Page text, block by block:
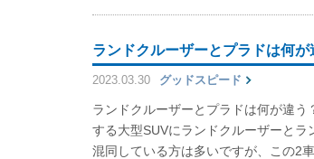
ランドクルーザーとプラドは何
2023.03.30 グッドスピード
ランドクルーザーとプラドは何が違
する大型SUVにランドクルーザーと
混同している方は多いですが、この2